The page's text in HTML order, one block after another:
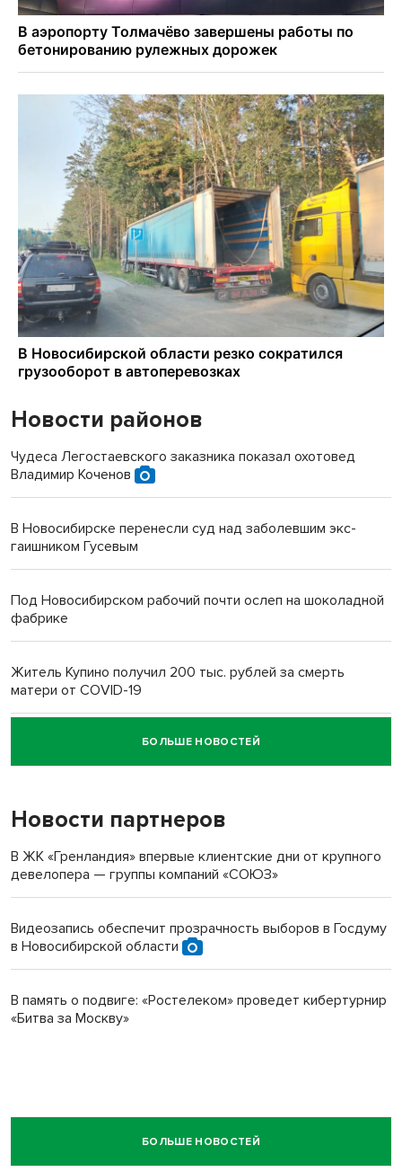
Новости районов
Чудеса Легостаевского заказника показал охотовед
Владимир Коченов
В Новосибирске перенесли суд над заболевшим экс-
гаишником Гусевым
Под Новосибирском рабочий почти ослеп на шоколадной
фабрике
Житель Купино получил 200 тыс. рублей за смерть
матери от COVID-19
Новосибирский суд наказал водителя за смерть
пенсионерки на вокзале
БОЛЬШЕ НОВОСТЕЙ
Новости партнеров
В ЖК «Гренландия» впервые клиентские дни от крупного
девелопера — группы компаний «СОЮЗ»
Видеозапись обеспечит прозрачность выборов в Госдуму
в Новосибирской области
В память о подвиге: «Ростелеком» проведет кибертурнир
«Битва за Москву»
БОЛЬШЕ НОВОСТЕЙ